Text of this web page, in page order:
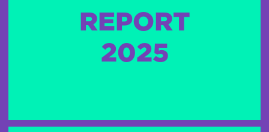
REPORT
2025